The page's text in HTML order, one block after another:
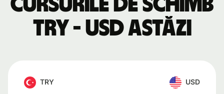
TRY - USD astăzi
TRY USD